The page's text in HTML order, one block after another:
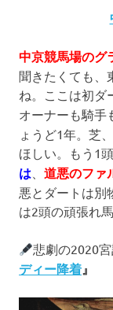
中京競馬場のグ
聞きたくても、
ね。ここは初ダ
オーナーも騎手
ょうど1年。芝
ほしい。もう1
は
道悪のファ
悪とダートは別
は2頭の頑張れ馬
悲劇の2020
ディー降着』